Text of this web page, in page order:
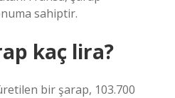
sahiptir.
kaç lira?
bir şarap, 103.700